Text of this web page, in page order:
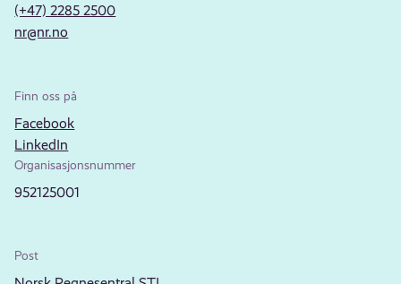
(+47) 2285 2500
nr@nr.no
Finn oss på
Facebook
LinkedIn
Organisasjonsnummer
952125001
Post